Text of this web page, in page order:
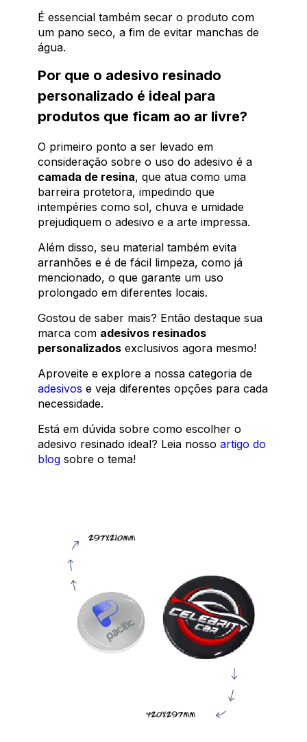
É essencial também secar o produto com
um pano seco, a fim de evitar manchas de
água.
Por que o adesivo resinado
personalizado é ideal para
produtos que ficam ao ar livre?
O primeiro ponto a ser levado em
consideração sobre o uso do adesivo é a
camada de resina, que atua como uma
barreira protetora, impedindo que
intempéries como sol, chuva e umidade
prejudiquem o adesivo e a arte impressa.
Além disso, seu material também evita
arranhões e é de fácil limpeza, como já
mencionado, o que garante um uso
prolongado em diferentes locais.
Gostou de saber mais? Então destaque sua
marca com adesivos resinados
personalizados exclusivos agora mesmo!
Aproveite e explore a nossa categoria de
adesivos e veja diferentes opções para cada
necessidade.
Está em dúvida sobre como escolher o
adesivo resinado ideal? Leia nosso artigo do
blog sobre o tema!